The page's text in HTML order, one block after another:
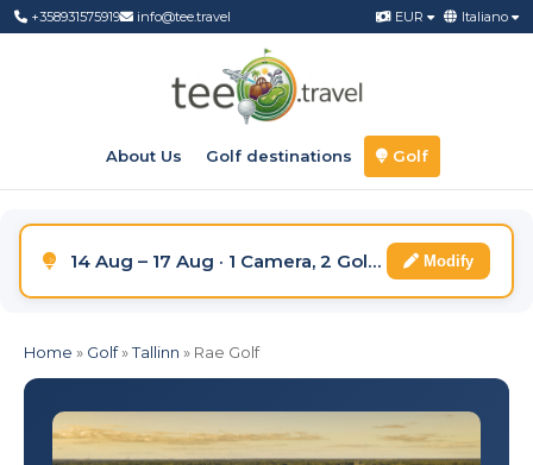
+358931575919 info@tee.travel EUR Italiano
About Us Golf destinations Golf
14 Aug – 17 Aug · 1 Camera, 2 Golfisti Modify
Home » Golf»Tallinn » Rae Golf